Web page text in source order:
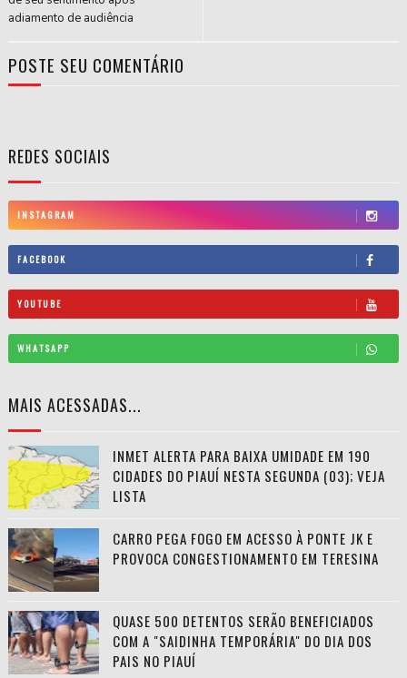
adiamento de audiência
POSTE SEU COMENTÁRIO
REDES SOCIAIS
INSTAGRAM
FACEBOOK
YOUTUBE
WHATSAPP
MAIS ACESSADAS...
INMET ALERTA PARA BAIXA UMIDADE EM 190
CIDADES DO PIAUÍ NESTA SEGUNDA (03); VEJA
LISTA
CARRO PEGA FOGO EM ACESSO À PONTE JK E
PROVOCA CONGESTIONAMENTO EM TERESINA
QUASE 500 DETENTOS SERÃO BENEFICIADOS
COM A "SAIDINHA TEMPORÁRIA" DO DIA DOS
PAIS NO PIAUÍ